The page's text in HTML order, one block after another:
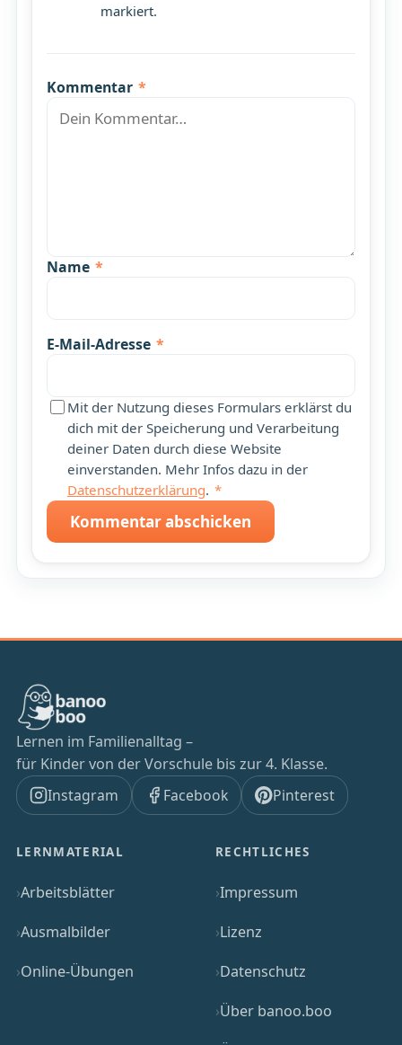
markiert.
Kommentar *
Name *
E-Mail-Adresse *
Mit der Nutzung dieses Formulars erklärst du
dich mit der Speicherung und Verarbeitung
deiner Daten durch diese Website
einverstanden. Mehr Infos dazu in der
Datenschutzerklärung. *
Kommentar abschicken
Lernen im Familienalltag –
für Kinder von der Vorschule bis zur 4. Klasse.
Instagram
Facebook Pinterest
LERNMATERIAL
Arbeitsblätter
Ausmalbilder
Online-Übungen
RECHTLICHES
Impressum
Lizenz
Datenschutz
Über banoo.boo